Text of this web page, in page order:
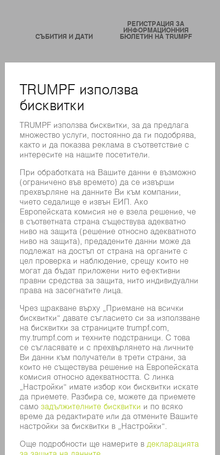
СЪБИТИЯ И ДАТИ
РЕГИСТРАЦИЯ ЗА
ИНФОРМАЦИОННИЯ
БЮЛЕТИН НА TRUMPF
ОНЛАЙН УСЛУГИ
КОНТАКТИ
ФИЛИАЛИ
РЕГИСТРИРАНЕ ЗА БЮЛЕТИН
MYTRUMPF
ИНФОРМАЦИОННИ ЛИСТОВЕ ЗА БЕЗОПАСНОСТ
ПРОДУКТИ
ЛАЗЕР
СИЛОВА ЕЛЕКТРОНИКА
ЕЛЕКТРИЧЕСКИ ИНСТРУМЕНТИ
SMART FACTORY
СОФТУЕР
УСЛУГИ
ПРИЛОЖЕНИЯ
ОТРАСЛИ
КОМПАНИЯТА
КАРИЕРИ
СВОБОДНИ ПОЗИЦИИ
ПРОФИЛ НА КОМПАНИЯТА
УПРАВИТЕЛЕН СЪВЕТ
ГОДИШЕН ДОКЛАД
БИЗНЕС ПРИНЦИПИ
СЪОТВЕТСТВИЕ
СИСТЕМА ЗА ПОДАВАНЕ НА СИГНАЛИ
SECURITY
ПРЕССЪОБЩЕНИЯ
СПИСАНИЯ
УСТОЙЧИВОСТ
КЛИМАТ И ОКОЛНА СРЕДА
СОЦИАЛНИ ВЪПРОСИ И ОБЩЕСТВО
УПРАВЛЕНИЕ НА КОМПАНИЯТА